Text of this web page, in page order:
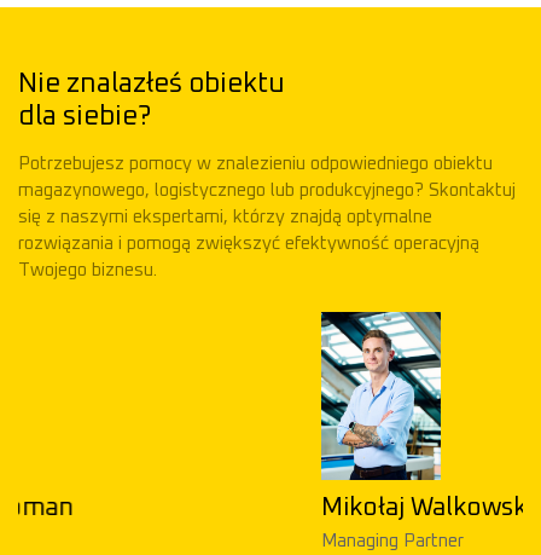
Nie znalazłeś obiektu
dla siebie?
Potrzebujesz pomocy w znalezieniu odpowiedniego obiektu
magazynowego, logistycznego lub produkcyjnego? Skontaktuj
się z naszymi ekspertami, którzy znajdą optymalne
rozwiązania i pomogą zwiększyć efektywność operacyjną
Twojego biznesu.